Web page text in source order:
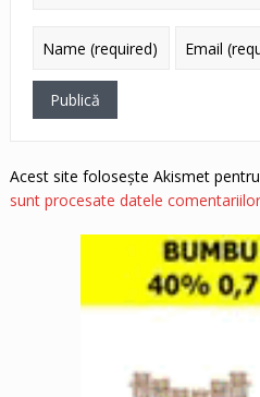
Acest site folosește Akismet
sunt procesate datele